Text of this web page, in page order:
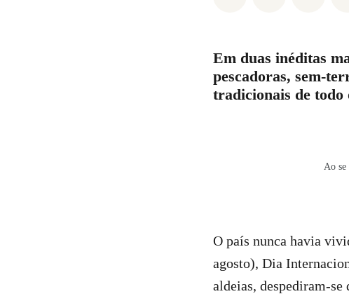
Em duas inéditas
pescadoras, sem-
tradicionais de
Ao se
O país nunca havia
agosto), Dia
aldeias, despediram-se